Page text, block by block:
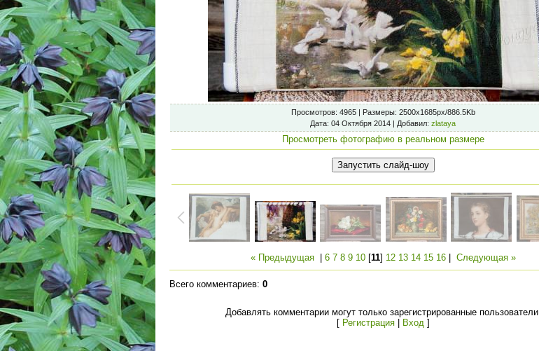
Просмотров: 4965 | Размеры: 2500x1685px/886.5Kb
Дата: 04 Октября 2014 | Добавил: zlataya
Просмотреть фотографию в реальном размере
« Предыдущая| 6 7 8 9 10[11] 12 13 14 15 16| Следующая »
Всего комментариев: 0
Добавлять комментарии могут только зарегистрированные пользователи.
[ Регистрация| Вход ]